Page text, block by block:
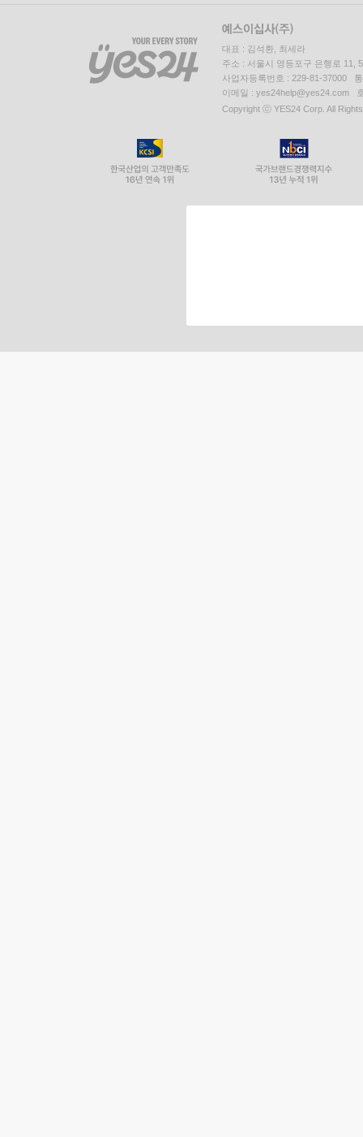
대표 : 김석환, 최세라
주소 : 서울시 영등포구 은행로 11,
사업자등록번호 : 229-81-37000
이메일 : yes24help@yes24.com
Copyright ⓒ YES24 Corp. All